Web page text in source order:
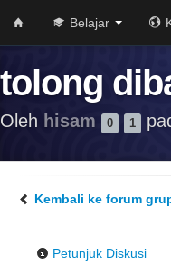
Belajar
tolong
Oleh hisam 0 1
Kembali ke forum
Petunjuk Diskusi